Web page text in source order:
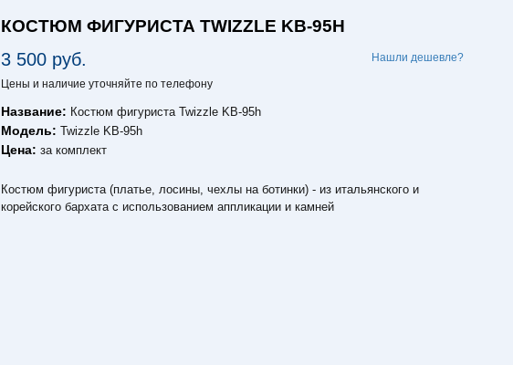
КОСТЮМ ФИГУРИСТА TWIZZLE KB-95H
3 500 руб. Нашли дешевле?
Цены и наличие уточняйте по телефону
Название: Костюм фигуриста Twizzle KB-95h
Модель:Twizzle KB-95h
Цена:за комплект
Костюм фигуриста (платье, лосины, чехлы на ботинки) - из итальянского и
корейского бархата с использованием аппликации и камней